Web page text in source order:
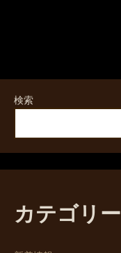
検索
カテゴリー